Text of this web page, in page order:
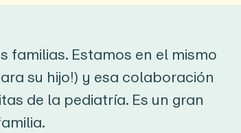
familias. Estamos en el mismo
su hijo!) y esa colaboración
de la pediatría. Es un gran